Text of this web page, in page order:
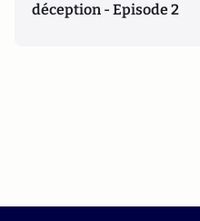
déception - Episode 2